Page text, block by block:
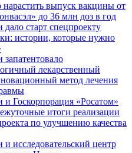
выпуск вакцины от
до 36 млн доз в год
старт спецпроекту
истории, которые нужно
лекарственный
метод лечения
Госкорпорация «Росатом»
итоги реализации
по улучшению качества
исследовательский центр